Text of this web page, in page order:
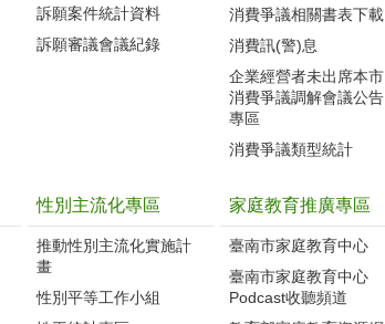
訴願案件統計資料
訴願審議會議紀錄
消費爭議相關書表下載
消費訊(警)息
企業經營者未出席本市
消費爭議調解會議公告
專區
消費爭議類型統計
性別主流化專區
推動性別主流化實施計
畫
性別平等工作小組
家庭教育推廣專區
臺南市家庭教育中心
臺南市家庭教育中心
Podcast收聽頻道